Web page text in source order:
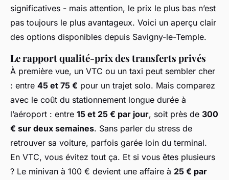
significatives - mais attention, le prix le plus bas n’est
pas toujours le plus avantageux. Voici un aperçu clair
des options disponibles depuis Savigny-le-Temple.
Le rapport qualité-prix des transferts privés
À première vue, un VTC ou un taxi peut sembler cher
: entre 45 et 75 € pour un trajet solo. Mais comparez
avec le coût du stationnement longue durée à
l’aéroport : entre 15 et 25 € par jour, soit près de 300
€ sur deux semaines. Sans parler du stress de
retrouver sa voiture, parfois garée loin du terminal.
En VTC, vous évitez tout ça. Et si vous êtes plusieurs
? Le minivan à 100 € devient une affaire à 25 € par